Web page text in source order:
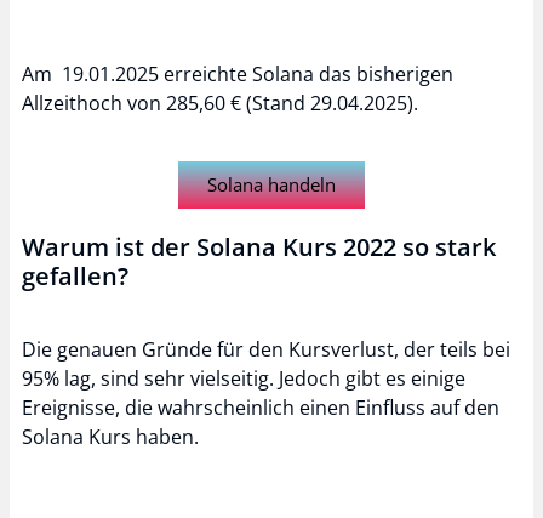
Am 19.01.2025 erreichte Solana das bisherigen
Allzeithoch von 285,60 € (Stand 29.04.2025).
Solana handeln
Warum ist der Solana Kurs 2022 so stark
gefallen?
Die genauen Gründe für den Kursverlust, der teils bei
95% lag, sind sehr vielseitig. Jedoch gibt es einige
Ereignisse, die wahrscheinlich einen Einfluss auf den
Solana Kurs haben.